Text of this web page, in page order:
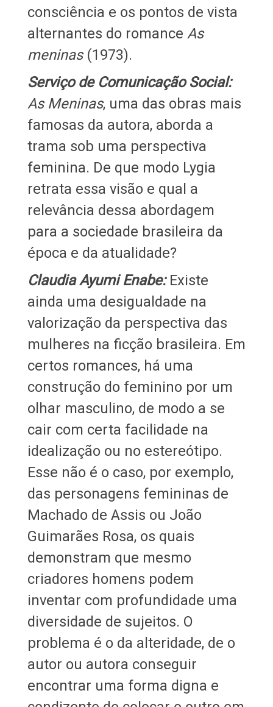
consciência e os pontos de vista
alternantes do romance As
meninas(1973).
Serviço de Comunicação Social:
As Meninas, uma das obras mais
famosas da autora, aborda a
trama sob uma perspectiva
feminina. De que modo Lygia
retrata essa visão e qual a
relevância dessa abordagem
para a sociedade brasileira da
época e da atualidade?
Claudia Ayumi Enabe: Existe
ainda uma desigualdade na
valorização da perspectiva das
mulheres na ficção brasileira. Em
certos romances, há uma
construção do feminino por um
olhar masculino, de modo a se
cair com certa facilidade na
idealização ou no estereótipo.
Esse não é o caso, por exemplo,
das personagens femininas de
Machado de Assis ou João
Guimarães Rosa, os quais
demonstram que mesmo
criadores homens podem
inventar com profundidade uma
diversidade de sujeitos. O
problema é o da alteridade, de o
autor ou autora conseguir
encontrar uma forma digna e